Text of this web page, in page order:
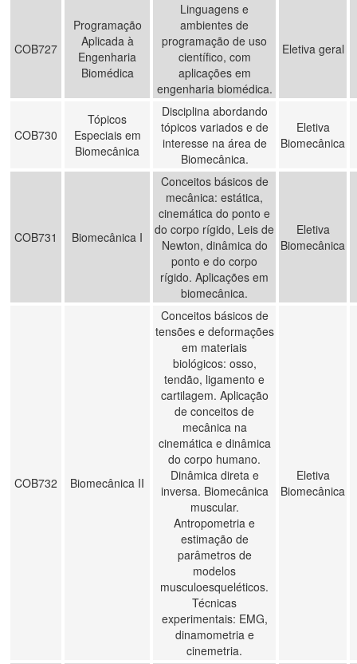
COB727
Programação
Aplicada à
Engenharia
Biomédica
Linguagens e
ambientes de
programação de uso
científico, com
aplicações em
engenharia biomédica.
Eletiva geral
COB730
Tópicos
Especiais em
Biomecânica
Disciplina abordando
tópicos variados e de
interesse na área de
Biomecânica.
Eletiva
Biomecânica
COB731 Biomecânica I
Conceitos básicos de
mecânica: estática,
cinemática do ponto e
do corpo rígido, Leis de
Newton, dinâmica do
ponto e do corpo
rígido. Aplicações em
biomecânica.
Eletiva
Biomecânica
COB732 Biomecânica II
Conceitos básicos de
tensões e deformações
em materiais
biológicos: osso,
tendão, ligamento e
cartilagem. Aplicação
de conceitos de
mecânica na
cinemática e dinâmica
do corpo humano.
Dinâmica direta e
inversa. Biomecânica
muscular.
Antropometria e
estimação de
parâmetros de
modelos
musculoesqueléticos.
Técnicas
experimentais: EMG,
dinamometria e
cinemetria.
Eletiva
Biomecânica